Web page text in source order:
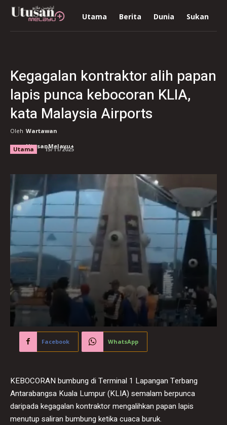
Utama Berita Dunia Sukan
Kegagalan kontraktor alih papan
lapis punca kebocoran KLIA,
kata Malaysia Airports
Oleh Wartawan
UtusanMelayu+
Utama 15/11/2025
Facebook WhatsApp
KEBOCORAN bumbung di Terminal 1 Lapangan Terbang
Antarabangsa Kuala Lumpur (KLIA) semalam berpunca
daripada kegagalan kontraktor mengalihkan papan lapis
menutup saliran bumbung ketika cuaca buruk.